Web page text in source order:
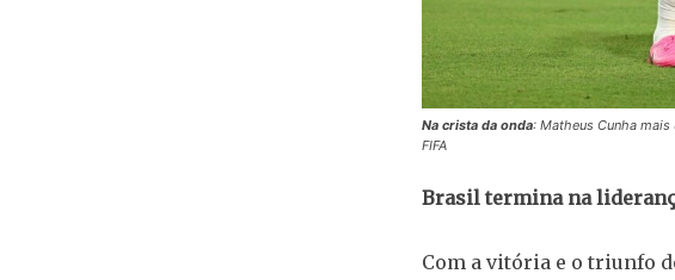
Na crista da onda: Matheus Cunha
FIFA
Brasil termina na
Com a vitória e o triunfo